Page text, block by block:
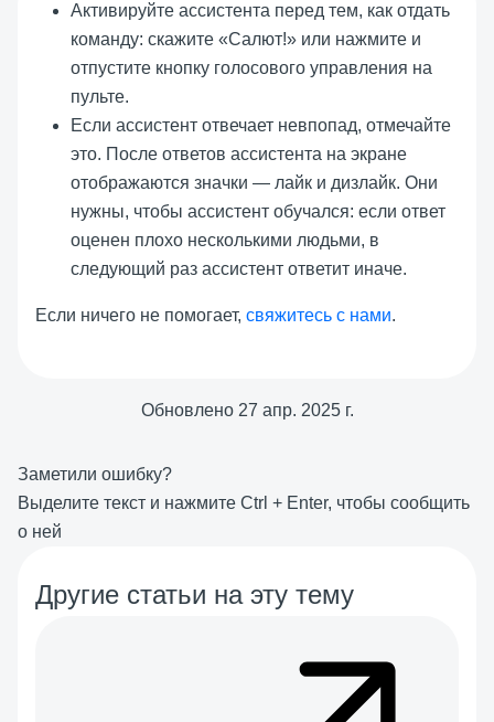
Активируйте ассистента перед тем, как отдать
команду: скажите «Салют!» или нажмите и
отпустите кнопку голосового управления на
пульте.
Если ассистент отвечает невпопад, отмечайте
это. После ответов ассистента на экране
отображаются значки — лайк и дизлайк. Они
нужны, чтобы ассистент обучался: если ответ
оценен плохо несколькими людьми, в
следующий раз ассистент ответит иначе.
Если ничего не помогает, свяжитесь с нами.
Обновлено 27 апр. 2025 г.
Заметили ошибку?
Выделите текст и нажмите Ctrl + Enter, чтобы сообщить
о ней
Другие статьи на эту тему